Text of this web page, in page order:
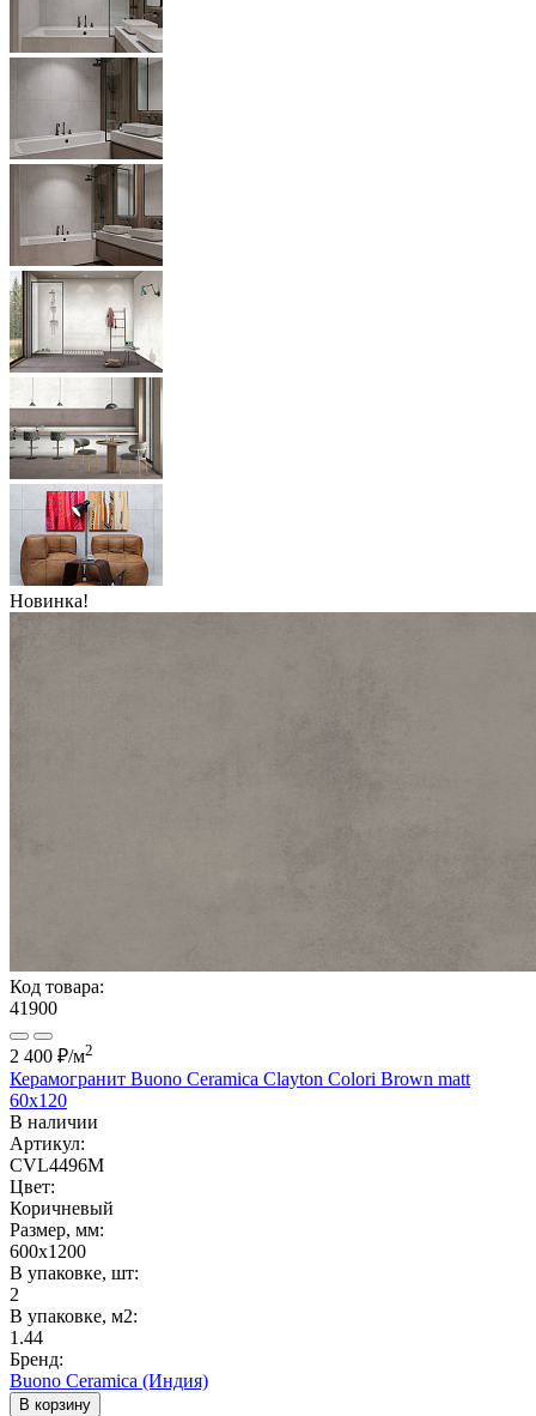
Новинка!
Код товара:
41900
2 400 ₽/м2
Керамогранит Buono Ceramica Clayton Colori Brown matt
60x120
В наличии
Артикул:
CVL4496M
Цвет:
Коричневый
Размер, мм:
600x1200
В упаковке, шт:
2
В упаковке, м2:
1.44
Бренд:
Buono Ceramica (Индия)
В корзину